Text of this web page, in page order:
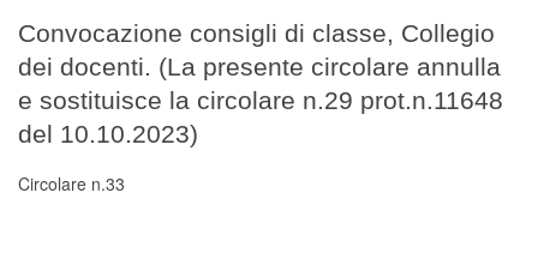
Convocazione consigli di classe, Collegio
dei docenti. (La presente circolare annulla
e sostituisce la circolare n.29 prot.n.11648
del 10.10.2023)
Circolare n.33